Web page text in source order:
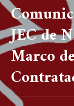
JEC de
Marco